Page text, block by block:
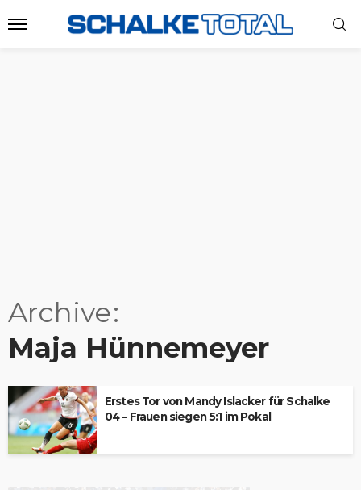
Archive
Maja Hünnemeyer
Erstes Tor von Mandy Islacker für Schalke
04 – Frauen siegen 5:1 im Pokal